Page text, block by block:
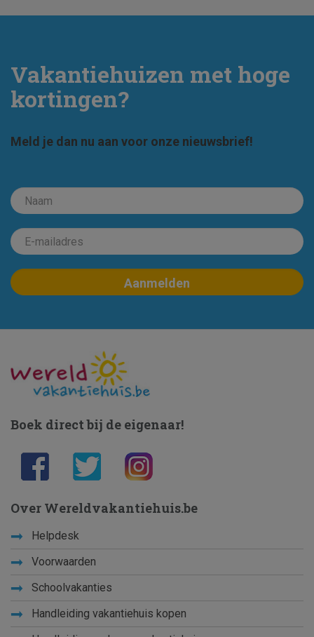
Vakantiehuizen met hoge
kortingen?
Meld je dan nu aan voor onze nieuwsbrief!
Boek direct bij de eigenaar!
Over Wereldvakantiehuis.be
Helpdesk
Voorwaarden
Schoolvakanties
Handleiding vakantiehuis kopen